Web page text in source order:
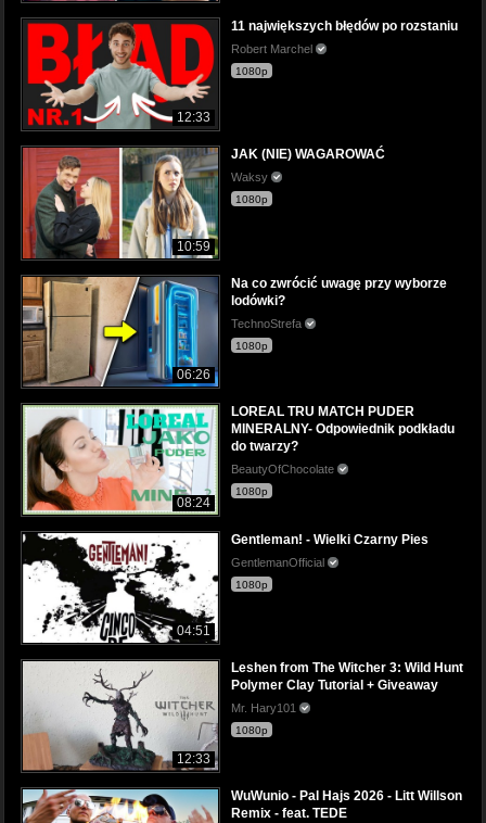
12:33
11 największych błędów po rozstaniu
Robert Marchel
1080p
10:59
JAK (NIE) WAGAROWAĆ
Waksy
1080p
06:26
Na co zwrócić uwagę przy wyborze
lodówki?
TechnoStrefa
1080p
08:24
LOREAL TRU MATCH PUDER
MINERALNY- Odpowiednik podkładu
do twarzy?
BeautyOfChocolate
1080p
04:51
Gentleman! - Wielki Czarny Pies
GentlemanOfficial
1080p
12:33
Leshen from The Witcher 3: Wild Hunt
Polymer Clay Tutorial + Giveaway
Mr. Hary101
1080p
WuWunio - Pal Hajs 2026 - Litt Willson
Remix - feat. TEDE